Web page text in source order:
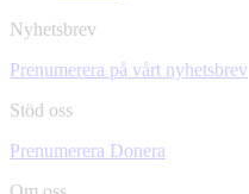
Nyhetsbrev
Prenumerera på vårt nyhetsbrev
Stöd oss
Prenumerera Donera